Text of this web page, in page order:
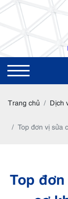
Trang chủ Dịch
Top đơn vị sửa
Top